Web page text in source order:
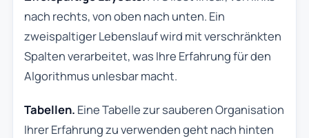
nach rechts, von oben nach unten. Ein
zweispaltiger Lebenslauf wird mit verschränkten
Spalten verarbeitet, was Ihre Erfahrung für den
Algorithmus unlesbar macht.
Tabellen. Eine Tabelle zur sauberen Organisation
Ihrer Erfahrung zu verwenden geht nach hinten